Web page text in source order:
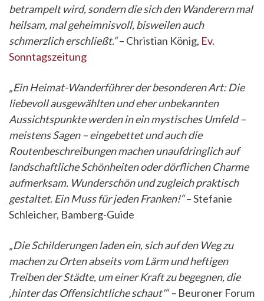
betrampelt wird, sondern die sich den Wanderern mal
heilsam, mal geheimnisvoll, bisweilen auch
schmerzlich erschließt.“– Christian König, Ev.
Sonntagszeitung
„Ein Heimat-Wanderführer der besonderen Art: Die
liebevoll ausgewählten und eher unbekannten
Aussichtspunkte werden in ein mystisches Umfeld –
meistens Sagen – eingebettet und auch die
Routenbeschreibungen machen unaufdringlich auf
landschaftliche Schönheiten oder dörflichen Charme
aufmerksam. Wunderschön und zugleich praktisch
gestaltet. Ein Muss für jeden Franken!“– Stefanie
Schleicher, Bamberg-Guide
„Die Schilderungen laden ein, sich auf den Weg zu
machen zu Orten abseits vom Lärm und heftigen
Treiben der Städte, um einer Kraft zu begegnen, die
‚hinter das Offensichtliche schaut'“ – Beuroner Forum